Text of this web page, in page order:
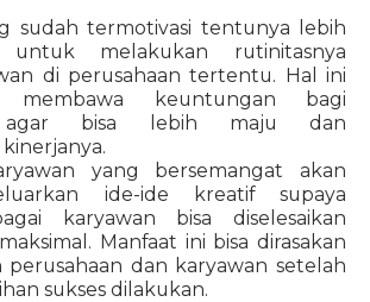
sudah termotivasi tentunya lebih
untuk melakukan rutinitasnya
di perusahaan tertentu. Hal ini
keuntungan bagi
agar bisa lebih maju dan
yang bersemangat akan
ide-ide kreatif supaya
karyawan bisa diselesaikan
Manfaat ini bisa dirasakan
perusahaan dan karyawan setelah
sukses dilakukan.